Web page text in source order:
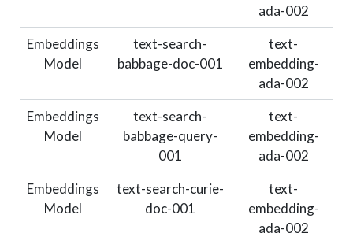
ada-002
Embeddings
Model
text-search-
babbage-doc-001
text-
embedding-
ada-002
Embeddings
Model
text-search-
babbage-query-
001
text-
embedding-
ada-002
Embeddings
Model
text-search-curie-
doc-001
text-
embedding-
ada-002